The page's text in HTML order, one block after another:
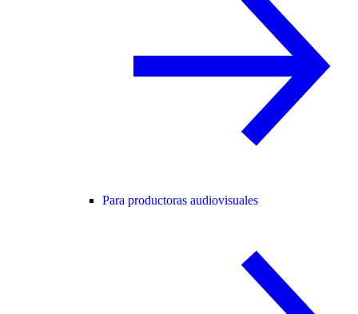
Para productoras audiovisuales